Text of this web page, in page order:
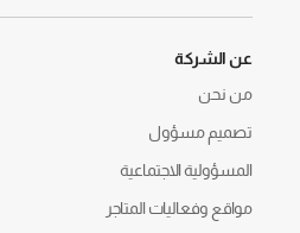
عن الشركة
من نحن
تصميم مسؤول
المسؤولية الاجتماعية
مواقع وفعاليات المتاجر